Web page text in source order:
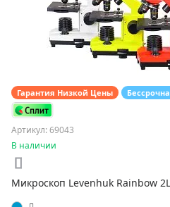
Гарантия Низкой Цены
Артикул: 69043
В наличии
Микроскоп Levenhuk Rainbow 2L